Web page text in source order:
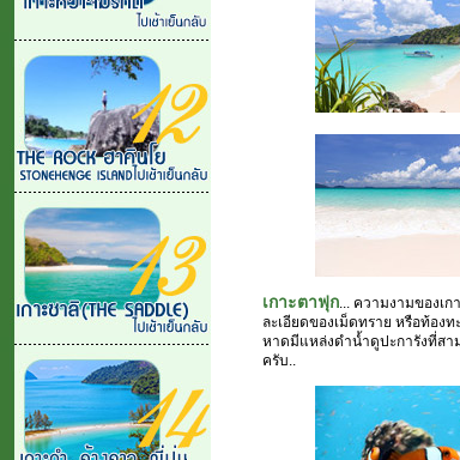
เกาะตาฟุก ... ความงามของเ
ละเอียดของเม็ดทราย หรือท้อง
หาดมีแหล่งดำน้ำดูปะการังที่สา
ครับ..